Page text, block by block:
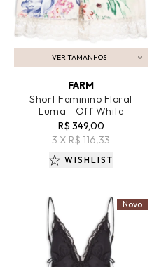
VER TAMANHOS
ADICIONAR AO CARRINHO
FARM
Short Feminino Floral
Luma - Off White
R$ 349,00
3 X R$ 116,33
WISHLIST
Novo